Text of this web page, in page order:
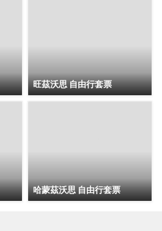
旺茲沃思 自由行套票
哈蒙茲沃思 自由行套票